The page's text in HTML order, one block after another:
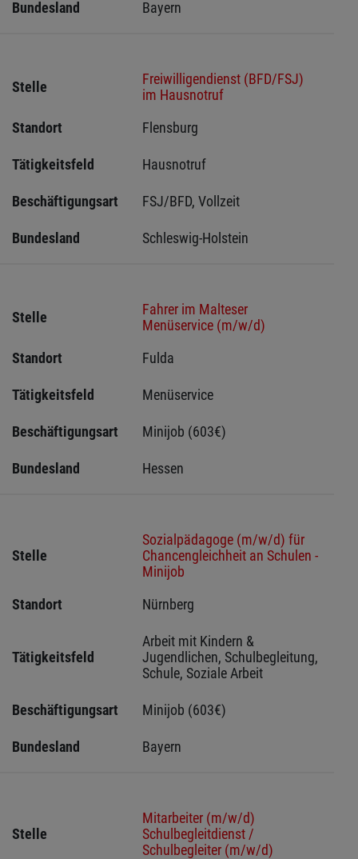
Bundesland Bayern
Stelle
Freiwilligendienst (BFD/FSJ)
im Hausnotruf
Standort
Flensburg
Tätigkeitsfeld Hausnotruf
Beschäftigungsart FSJ/BFD, Vollzeit
Bundesland Schleswig-Holstein
Stelle
Fahrer im Malteser
Menüservice (m/w/d)
Standort
Fulda
Tätigkeitsfeld Menüservice
Beschäftigungsart Minijob (603€)
Bundesland Hessen
Stelle
Sozialpädagoge (m/w/d) für
Chancengleichheit an Schulen -
Minijob
Standort
Nürnberg
Tätigkeitsfeld
Arbeit mit Kindern &
Jugendlichen, Schulbegleitung,
Schule, Soziale Arbeit
Beschäftigungsart Minijob (603€)
Bundesland Bayern
Stelle
Mitarbeiter (m/w/d)
Schulbegleitdienst /
Schulbegleiter (m/w/d)